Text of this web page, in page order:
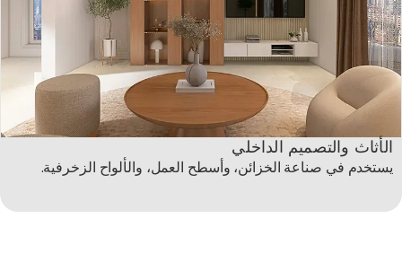
الأثاث والتصميم الداخلي
يستخدم في صناعة الخزائن، وأسطح العمل، والألواح الزخرفية.